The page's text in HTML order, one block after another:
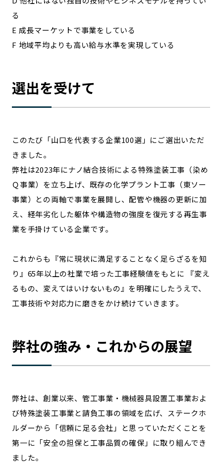
る
E 成長マーケットで事業をしている
F 地域平均よりも高い給与水準を実現している
選出を受けて
このたび「山口を代表する企業100選」にご選出いただ
きました。
弊社は2023年にナノ結合技術による特殊塗装工事（染め
Ｑ事業）を立ち上げ、既存の化学プラント工事（東ソー
事業）との両軸で事業を展開し、配管や機器の更新に加
え、経年劣化した躯体や構造物の強度を復元する再生事
業を手掛けている企業です。
これからも『常に現状に満足することなく足らざるを知
り』65年以上の社業で培った工事経験値をもとに 『変え
るもの、変えてはいけないもの』を明確にしたうえで、
工事技術や対応力に磨きをかけ続けていきます。
弊社の強み・これからの展望
弊社は、創業以来、管工事業・機械器具設置工事業およ
び特殊塗装工事業と請負工事の領域を広げ、ステークホ
ルダーから「信頼に足る会社」と思っていただくことを
第一に「安全の担保と工事品質の確保」に取り組んでき
ました。